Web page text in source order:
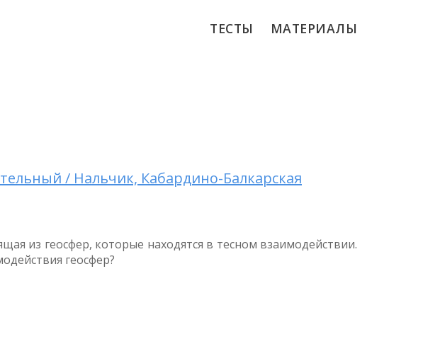
ТЕСТЫ МАТЕРИАЛЫ
/ Нальчик, Кабардино-Балкарская
из геосфер, которые находятся в тесном взаимодействии.
геосфер?